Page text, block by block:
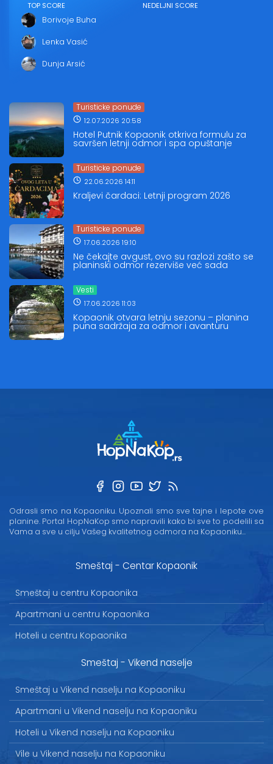
TOP SCORE
Borivoje Buha
Lenka Vasić
Dunja Arsić
NEDELJNI SCORE
Turisticke ponude
12.07.2026 20:58
Hotel Putnik Kopaonik otkriva formulu za
savršen letnji odmor i spa opuštanje
Turisticke ponude
22.06.2026 14:11
Kraljevi čardaci: Letnji program 2026
Turisticke ponude
17.06.2026 19:10
Ne čekajte avgust, ovo su razlozi zašto se
planinski odmor rezerviše već sada
Vesti
17.06.2026 11:03
Kopaonik otvara letnju sezonu – planina
puna sadržaja za odmor i avanturu
Odrasli smo na Kopaoniku. Upoznali smo sve tajne i lepote ove
planine. Portal HopNaKop smo napravili kako bi sve to podelili sa
Vama a sve u cilju Vašeg kvalitetnog odmora na Kopaoniku...
Smeštaj - Centar Kopaonik
Smeštaj u centru Kopaonika
Apartmani u centru Kopaonika
Hoteli u centru Kopaonika
Smeštaj - Vikend naselje
Smeštaj u Vikend naselju na Kopaoniku
Apartmani u Vikend naselju na Kopaoniku
Hoteli u Vikend naselju na Kopaoniku
Vile u Vikend naselju na Kopaoniku